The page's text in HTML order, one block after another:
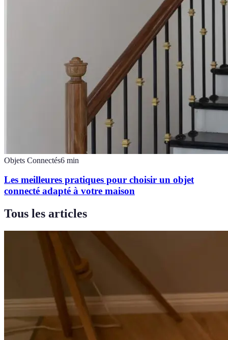
Objets Connectés6 min
Les meilleures pratiques pour choisir un objet
connecté adapté à votre maison
Tous les articles